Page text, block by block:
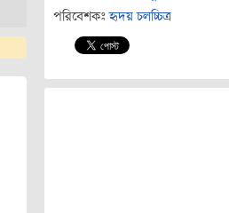
পরিবেশকঃ হৃদয় চলচ্চিত্র